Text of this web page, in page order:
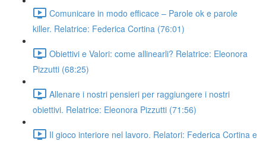
Comunicare in modo efficace – Parole ok e parole
killer. Relatrice: Federica Cortina (76:01)
Obiettivi e Valori: come allinearli? Relatrice: Eleonora
Pizzutti (68:25)
Allenare i nostri pensieri per raggiungere i nostri
obiettivi. Relatrice: Eleonora Pizzutti (71:56)
Il gioco interiore nel lavoro. Relatori: Federica Cortina e